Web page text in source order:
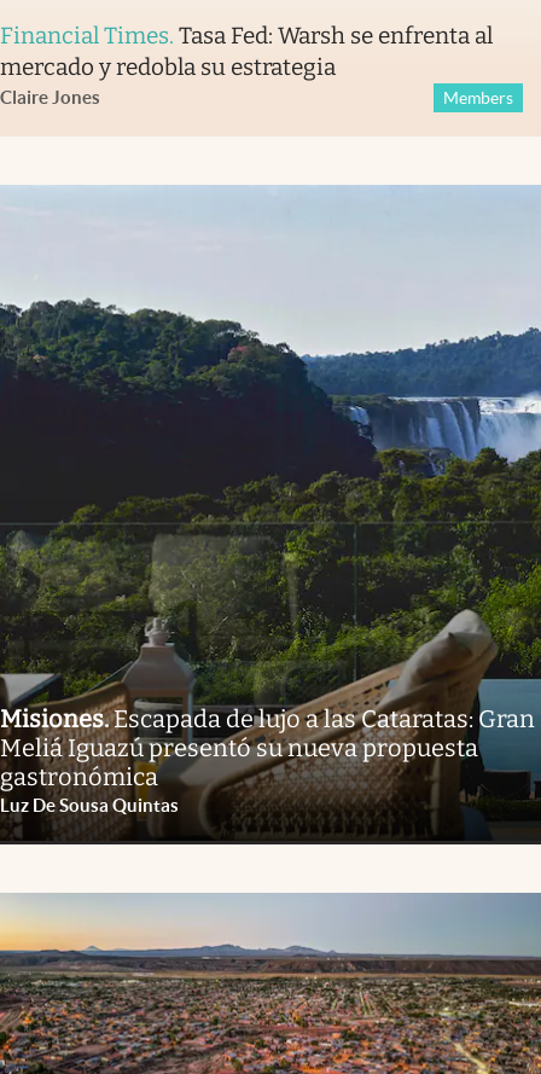
Financial Times. Tasa Fed: Warsh se enfrenta al
mercado y redobla su estrategia
Claire Jones Members
Misiones.Escapada de lujo a las Cataratas: Gran
Meliá Iguazú presentó su nueva propuesta
gastronómica
Luz De Sousa Quintas